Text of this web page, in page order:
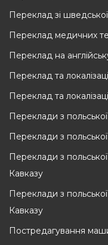
Переклад зі
Переклад медичних
Переклад на
Переклад та
Переклад та
Переклади з
Переклади з
Переклади з
Кавказу
Переклади з
Кавказу
Постредагування